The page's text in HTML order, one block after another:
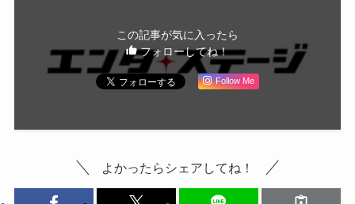
この記事が気に入ったら
フォローしてね！
Follow Me
よかったらシェアしてね！